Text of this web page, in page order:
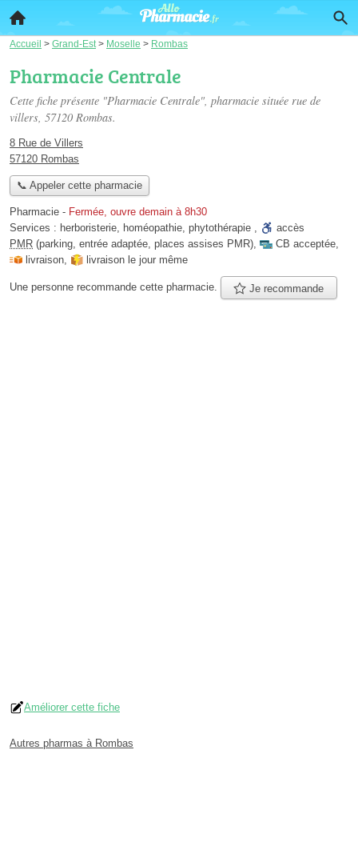
Accueil > Grand-Est > Moselle > Rombas
Pharmacie Centrale
Cette fiche présente "Pharmacie Centrale", pharmacie située rue de
villers, 57120 Rombas.
8 Rue de Villers
57120 Rombas
📞 Appeler cette pharmacie
Pharmacie - Fermée, ouvre demain à 8h30
Services : herboristerie, homéopathie, phytothérapie ,
accès
PMR (parking, entrée adaptée, places assises PMR), CB acceptée,
livraison, livraison le jour même
Une personne recommande cette pharmacie. Je recommande
Améliorer cette fiche
Autres pharmas à Rombas